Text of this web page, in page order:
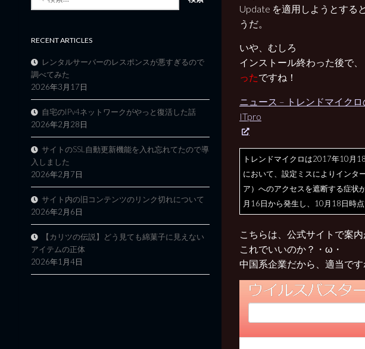
Update を適用しようとする
うだ。
いや、むしろ
インストール終わった後で、
ったですね！
ニュース – トレンドマイク
ITpro
トレンドマイクロは2017年10月
において、設定ミスによりインタ
ア）へのアクセスを遮断する症状
月16日から発生し、10月18日時点
こちらは、公式サイトで案内
これでいいのか？・ω・
中国系企業だから、適当です
RECENT ARTICLES
レンタルサーバーのレスポンスが悪すぎるので
調べてみた
2026年3月17日
自宅のIPv4ネットワークがやっと復活した話
2026年2月28日
サイトのSSL自動更新機能を入れ忘れてたので導
入しました
2026年2月7日
サイト内の旧コンテンツのリンク切れについて
2026年2月6日
【カリツの伝説】どう見ても綿菓子に見えない
アイテムの正体
2026年1月4日